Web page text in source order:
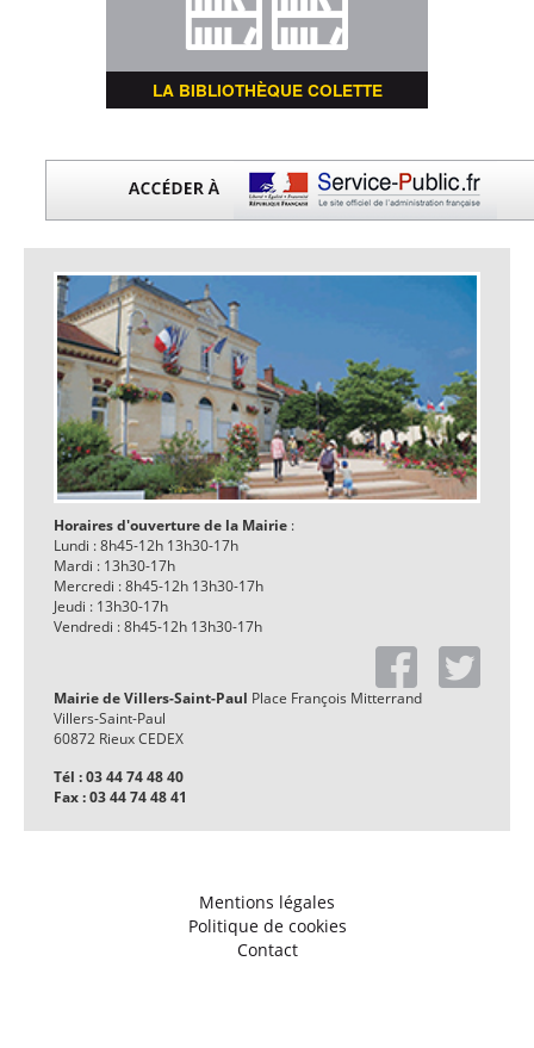
LA BIBLIOTHÈQUE COLETTE
Horaires d'ouverture de la Mairie :
Lundi : 8h45-12h 13h30-17h
Mardi : 13h30-17h
Mercredi : 8h45-12h 13h30-17h
Jeudi : 13h30-17h
Vendredi : 8h45-12h 13h30-17h
Mairie de Villers-Saint-Paul Place François Mitterrand
Villers-Saint-Paul
60872 Rieux CEDEX
Tél : 03 44 74 48 40
Fax : 03 44 74 48 41
Mentions légales
Politique de cookies
Contact